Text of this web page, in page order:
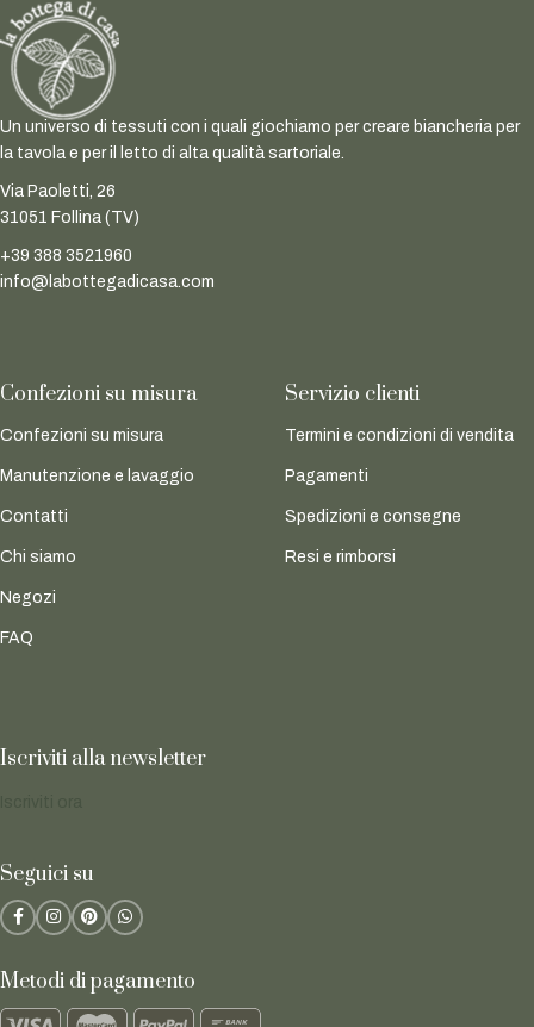
Un universo di tessuti con i quali giochiamo per creare biancheria per
la tavola e per il letto di alta qualità sartoriale.
Via Paoletti, 26
31051 Follina (TV)
+39 388 3521960
info@labottegadicasa.com
Confezioni su misura
Confezioni su misura
Manutenzione e lavaggio
Contatti
Chi siamo
Negozi
FAQ
Servizio clienti
Termini e condizioni di vendita
Pagamenti
Spedizioni e consegne
Resi e rimborsi
Iscriviti alla newsletter
Seguici su
Metodi di pagamento